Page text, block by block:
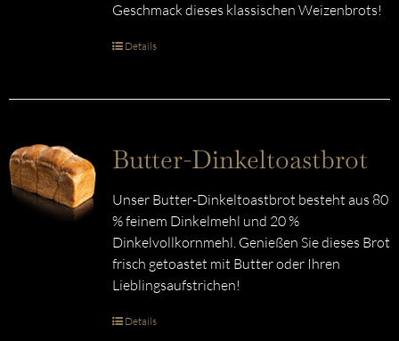
Geschmack dieses klassischen Weizenbrots!
Details
Butter-Dinkeltoastbrot
Unser Butter-Dinkeltoastbrot besteht aus 80
% feinem Dinkelmehl und 20 %
Dinkelvollkornmehl. Genießen Sie dieses Brot
frisch getoastet mit Butter oder Ihren
Lieblingsaufstrichen!
Details